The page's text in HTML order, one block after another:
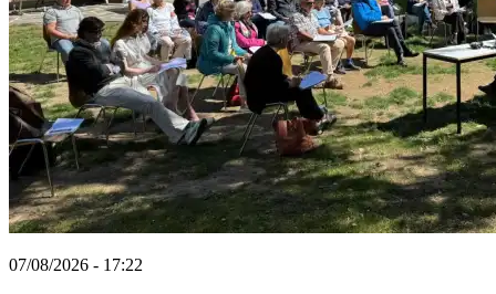
07/08/2026 - 17:22